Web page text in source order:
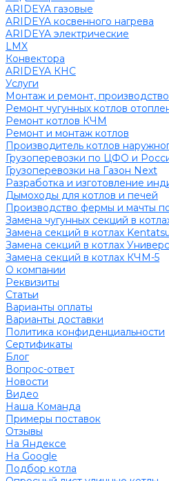
ARIDEYA газовые
ARIDEYA косвенного нагрева
ARIDEYA электрические
LMX
Конвектора
ARIDEYA КНС
Услуги
Монтаж и ремонт,
Ремонт чугунных котлов
Ремонт котлов КЧМ
Ремонт и монтаж котлов
Производитель котлов
Грузоперевозки по ЦФО и
Грузоперевозки на Газон Next
Разработка и изготовление
Дымоходы для котлов и печей
Производство фермы и мачты
Замена чугунных секций в
Замена секций в котлах
Замена секций в котлах
Замена секций в котлах КЧМ-5
О компании
Реквизиты
Статьи
Варианты оплаты
Варианты доставки
Политика конфиденциальности
Сертификаты
Блог
Вопрос-ответ
Новости
Видео
Наша Команда
Примеры поставок
Отзывы
На Яндексе
На Google
Подбор котла